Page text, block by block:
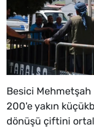
Besici
200'e yakın
dönüşü çiftini